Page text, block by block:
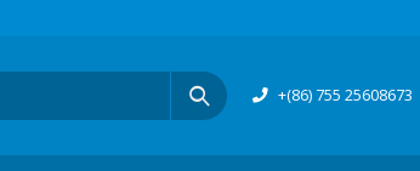
+(86) 755 25608673